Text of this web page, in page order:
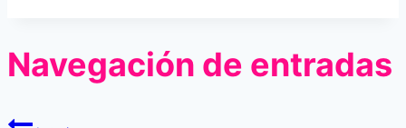
Navegación de entradas